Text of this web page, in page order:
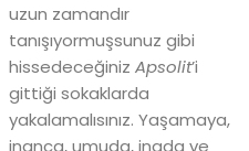
uzun zamandır
tanışıyormuşsunuz gibi
hissedeceğiniz Apsolit’i
gittiği sokaklarda
yakalamalısınız. Yaşamaya,
inanca, umuda, inada ve